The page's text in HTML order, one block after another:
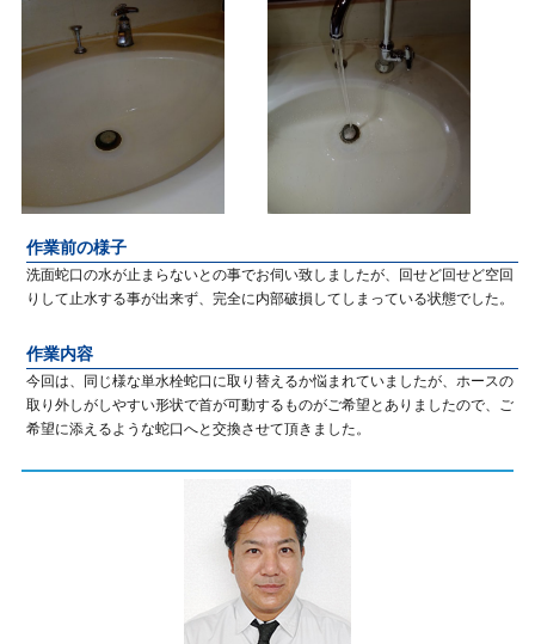
作業前の様子
洗面蛇口の水が止まらないとの事でお伺い致しましたが、回せど回せど空回
りして止水する事が出来ず、完全に内部破損してしまっている状態でした。
作業内容
今回は、同じ様な単水栓蛇口に取り替えるか悩まれていましたが、ホースの
取り外しがしやすい形状で首が可動するものがご希望とありましたので、ご
希望に添えるような蛇口へと交換させて頂きました。